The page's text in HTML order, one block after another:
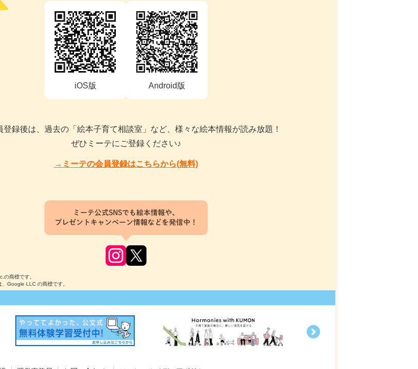
iOS版 Android版
登録後は、過去の「絵本子育て相談室」など、様々な絵本情報が読み放題！
ぜひミーテにご登録ください♪
→ミーテの会員登録はこちらから(無料)
ミーテ公式SNSでも絵本情報や、
プレゼントキャンペーン情報などを発信中！
商標です。
Google LLC の商標です。